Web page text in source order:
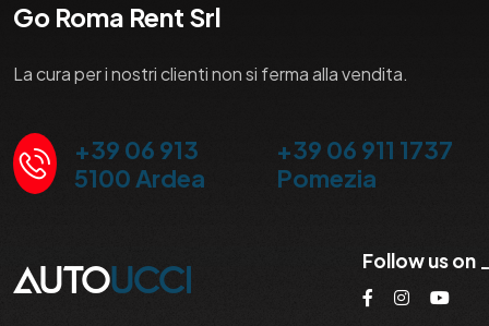
Go Roma Rent Srl
La cura per i nostri clienti non si ferma alla vendita.
+39 06 913
5100 Ardea
+39 06 911 1737
Pomezia
Follow us on